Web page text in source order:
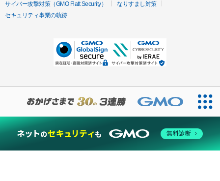
サイバー攻撃対策（GMO Flatt Security）
なりすまし対策
セキュリティ事業の軌跡
無料診断